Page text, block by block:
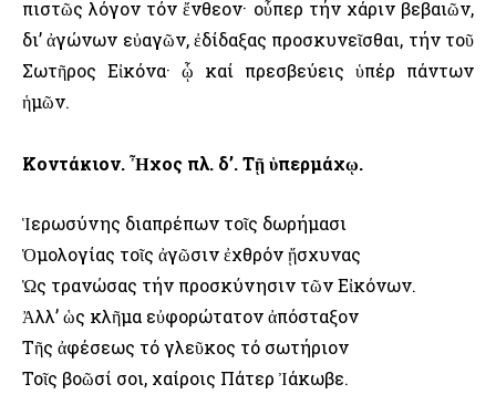
πιστῶς λόγον τόν ἔνθεον· οὗπερ τήν χάριν βεβαιῶν,
δι’ ἀγώνων εὐαγῶν, ἐδίδαξας προσκυνεῖσθαι, τήν τοῦ
Σωτῆρος Εἰκόνα· ᾧ καί πρεσβεύεις ὑπέρ πάντων
ἡμῶν.
Κοντάκιον. Ἦχος πλ. δ’. Τῇ ὑπερμάχῳ.
Ἱερωσύνης διαπρέπων τοῖς δωρήμασι
Ὁμολογίας τοῖς ἀγῶσιν ἐχθρόν ᾔσχυνας
Ὡς τρανώσας τήν προσκύνησιν τῶν Εἰκόνων.
Ἀλλ’ ὡς κλῆμα εὐφορώτατον ἀπόσταξον
Τῆς ἀφέσεως τό γλεῦκος τό σωτήριον
Τοῖς βοῶσί σοι, χαίροις Πάτερ Ἰάκωβε.